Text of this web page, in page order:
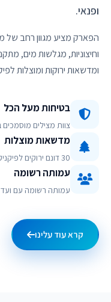
ופנאי.
הפארק מציע מגוון רחב של
וחיצוניות, מגלשות מים,
ומדשאות ירוקות ומוצלות
בטיחות מעל הכל
צוות מצילים
מדשאות מוצלות
30 דונם ירוקים לפיקניק ובילוי משפחתי
עמותה רשומה
עמותה רשומה עם
קרא עוד עלינו